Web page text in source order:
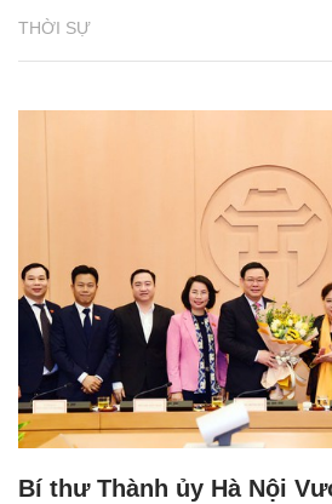
THỜI SỰ
Bí thư Thành ủy Hà Nội